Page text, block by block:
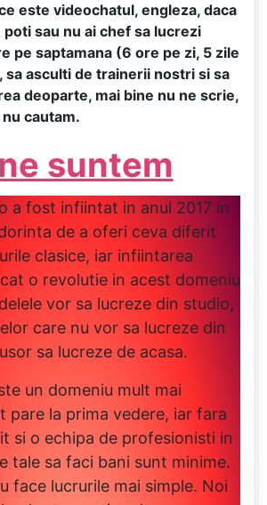
este videochatul, engleza, daca
sau nu ai chef sa lucrezi
pe saptamana (6 ore pe zi, 5 zile
sa asculti de trainerii nostri si sa
deoparte, mai bine nu ne scrie,
cautam.
suntem
a fost infiintat in anul 2017 in
de a oferi ceva diferit
clasice, iar infiintarea
o revolutie in acest domeniu
vor sa lucreze din studio,
care nu vor sa lucreze din
sa lucreze de acasa.
un domeniu mult mai
pare la prima vedere, iar fara
si o echipa de profesionisti in
tale sa faci bani sunt minime.
face lucrurile mai simple. Noi